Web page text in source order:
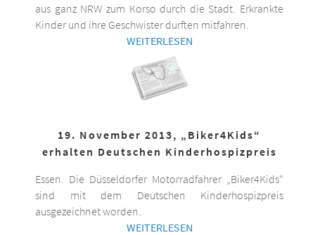
aus ganz NRW zum Korso durch die Stadt. Erkrankte
Kinder und ihre Geschwister durften mitfahren.
WEITERLESEN
19. November 2013, „Biker4Kids“
erhalten Deutschen Kinderhospizpreis
Essen. Die Düsseldorfer Motorradfahrer „Biker4Kids“
sind mit dem Deutschen Kinderhospizpreis
ausgezeichnet worden.
WEITERLESEN